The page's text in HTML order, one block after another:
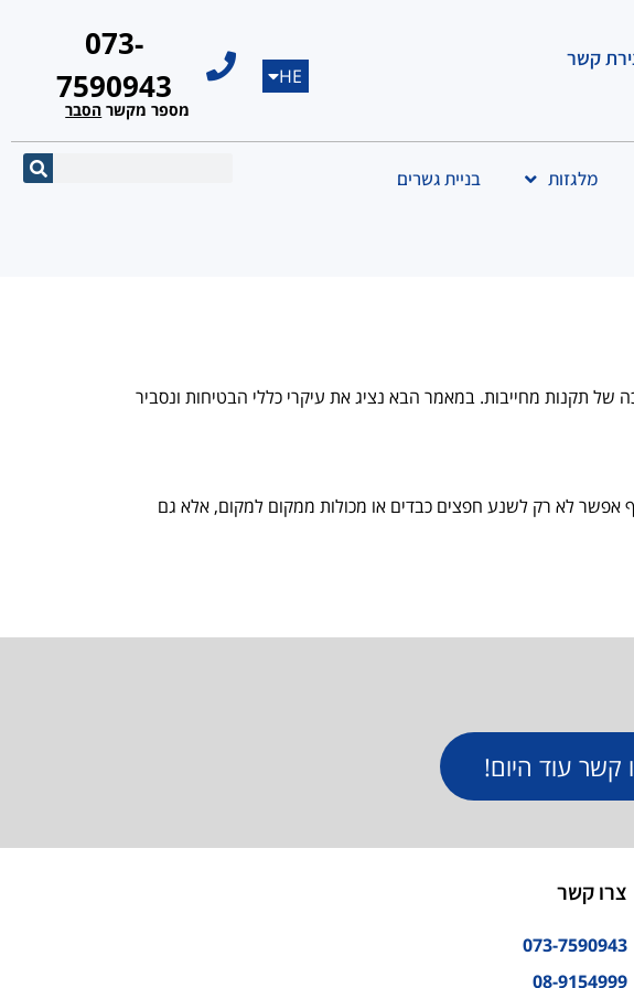
קשר
HE
EN
073-
7590943
מספר מקשר הסבר
מלגזות בניית גשרים
תקנות מחייבות. במאמר הבא נציג את עיקרי כללי הבטיחות ונסביר
אפשר לא רק לשנע חפצים כבדים או מכולות ממקום למקום, אלא גם
קשר עוד היום!
צרו קשר
073-7590943
08-9154999